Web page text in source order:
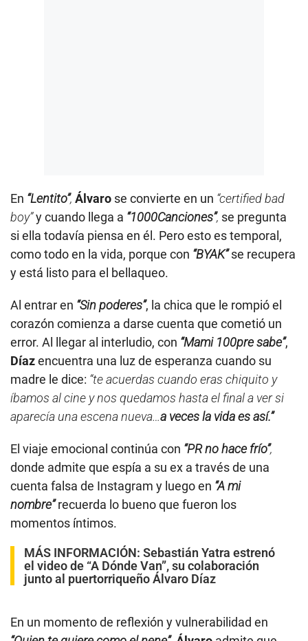
En “Lentito”, Álvaro se convierte en un “certified bad
boy”y cuando llega a “1000Canciones”, se pregunta
si ella todavía piensa en él. Pero esto es temporal,
como todo en la vida, porque con “BYAK” se recupera
y está listo para el bellaqueo.
Al entrar en “Sin poderes”, la chica que le rompió el
corazón comienza a darse cuenta que cometió un
error. Al llegar al interludio, con “Mami 100pre sabe”,
Díazencuentra una luz de esperanza cuando su
madre le dice: “te acuerdas cuando eras chiquito y
íbamos al cine y nos quedamos hasta el final a ver si
aparecía una escena nueva…a veces la vida es así.”
El viaje emocional continúa con “PR no hace frío”,
donde admite que espía a su ex a través de una
cuenta falsa de Instagram y luego en “A mi
nombre”recuerda lo bueno que fueron los
momentos íntimos.
MÁS INFORMACIÓN: Sebastián Yatra estrenó
el video de “A Dónde Van”, su colaboración
junto al puertorriqueño Álvaro Díaz
En un momento de reflexión y vulnerabilidad en